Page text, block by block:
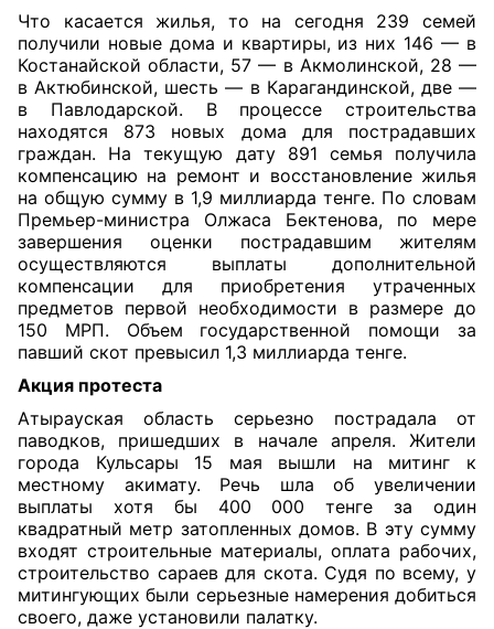
Что касается жилья, то на сегодня 239 семей
получили новые дома и квартиры, из них 146 — в
Костанайской области, 57 — в Акмолинской, 28 —
в Актюбинской, шесть — в Карагандинской, две —
в Павлодарской. В процессе строительства
находятся 873 новых дома для пострадавших
граждан. На текущую дату 891 семья получила
компенсацию на ремонт и восстановление жилья
на общую сумму в 1,9 миллиарда тенге. По словам
Премьер-министра Олжаса Бектенова, по мере
завершения оценки пострадавшим жителям
осуществляются выплаты дополнительной
компенсации для приобретения утраченных
предметов первой необходимости в размере до
150 МРП. Объем государственной помощи за
павший скот превысил 1,3 миллиарда тенге.
Акция протеста
Атырауская область серьезно пострадала от
паводков, пришедших в начале апреля. Жители
города Кульсары 15 мая вышли на митинг к
местному акимату. Речь шла об увеличении
выплаты хотя бы 400 000 тенге за один
квадратный метр затопленных домов. В эту сумму
входят строительные материалы, оплата рабочих,
строительство сараев для скота. Судя по всему, у
митингующих были серьезные намерения добиться
своего, даже установили палатку.